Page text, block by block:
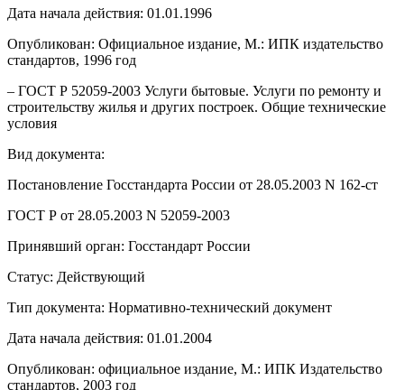
Дата начала действия: 01.01.1996
Опубликован: Официальное издание, М.: ИПК издательство
стандартов, 1996 год
– ГОСТ Р 52059-2003 Услуги бытовые. Услуги по ремонту и
строительству жилья и других построек. Общие технические
условия
Вид документа:
Постановление Госстандарта России от 28.05.2003 N 162-ст
ГОСТ Р от 28.05.2003 N 52059-2003
Принявший орган: Госстандарт России
Статус: Действующий
Тип документа: Нормативно-технический документ
Дата начала действия: 01.01.2004
Опубликован: официальное издание, М.: ИПК Издательство
стандартов, 2003 год